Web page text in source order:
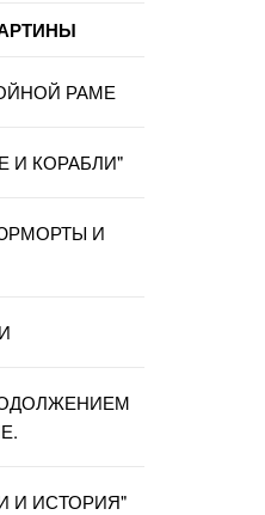
РАМЕ
И КОРАБЛИ"
И
И ИСТОРИЯ"